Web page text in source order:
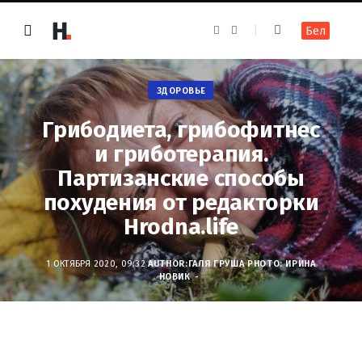
e
b
o
o
k
t
a
g
r
a
m
Бел
ЗДОРОВЬЕ
Грибодиета, грибофитнес
и гриботерапия.
Партизанские способы
похудения от редакторки
Hrodna.life
1 ОКТЯБРЯ 2020, 09:32 AUTHOR:ГАЛЯ ГРУША PHOTO: ИРИНА
НОВИК